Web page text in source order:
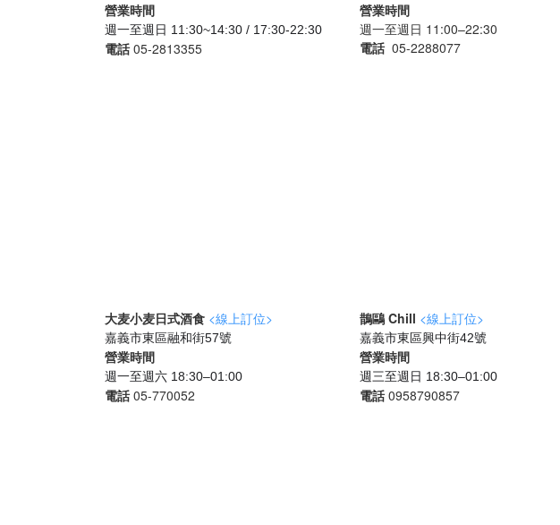
營業時間
週一至週日 11:30~14:30 / 17:30-22:30
電話05-2813355
營業時間
週一至週日 11:00–22:30
電話05-2288077
大麦小麦日式酒食 <線上訂位>
嘉義市東區融和街57號
營業時間
週一至週六 18:30–01:00
電話05-770052
鵲鷗 Chill <線上訂位>
嘉義市東區興中街42號
營業時間
週三至週日 18:30–01:00
電話0958790857